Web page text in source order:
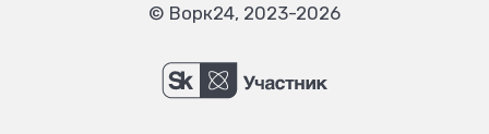
© Ворк24, 2023-2026